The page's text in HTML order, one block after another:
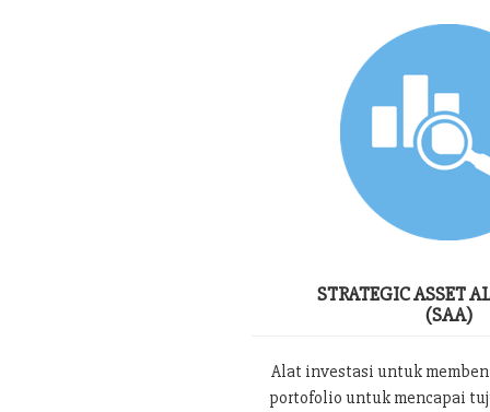
STRATEGIC ASSET
(SAA)
Alat investasi untuk
portofolio untuk mencapai